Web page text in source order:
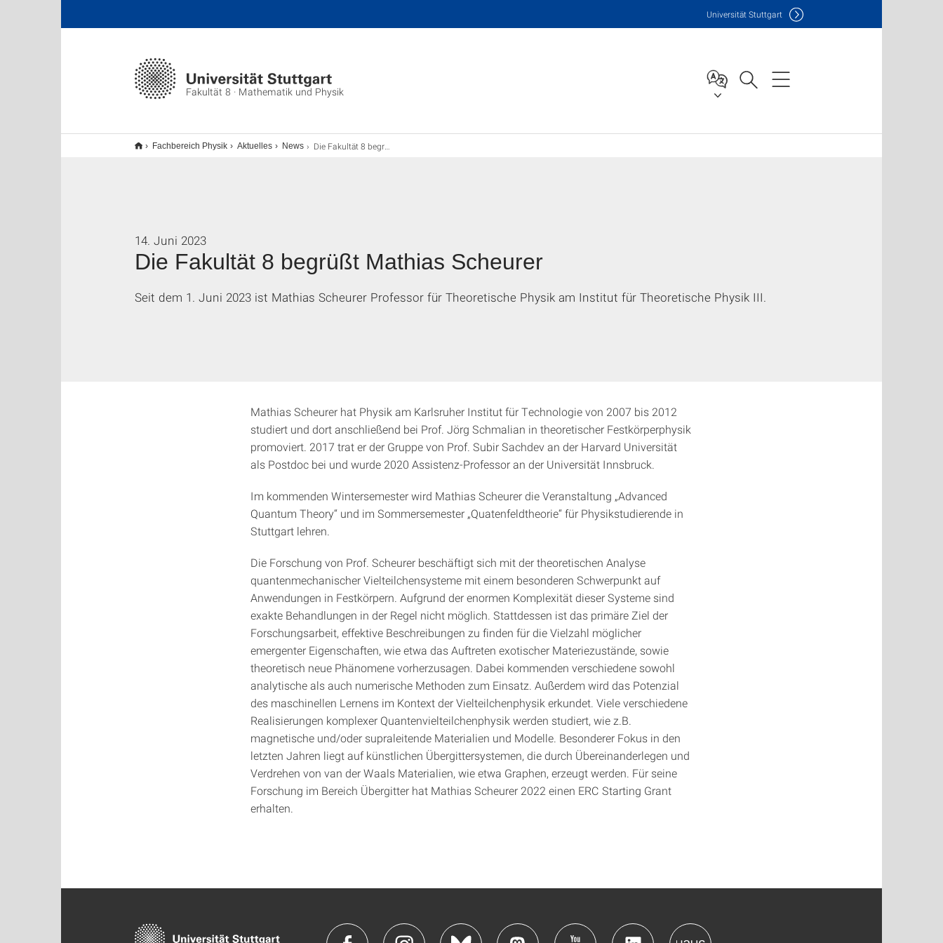
Fakultät 8 · Mathematik und Physik
Universität Stuttgart
Fachbereich Physik Aktuelles News Die Fakultät 8 begrüßt Mathias Scheurer
Die Fakultät 8 begrüßt Mathias Scheurer
14. Juni 2023
Seit dem 1. Juni 2023 ist Mathias Scheurer Professor für Theoretische Physik am Institut für Theoretische Physik III.
Mathias Scheurer hat Physik am Karlsruher Institut für Technologie von 2007 bis 2012
studiert und dort anschließend bei Prof. Jörg Schmalian in theoretischer Festkörperphysik
promoviert. 2017 trat er der Gruppe von Prof. Subir Sachdev an der Harvard Universität
als Postdoc bei und wurde 2020 Assistenz-Professor an der Universität Innsbruck.
Im kommenden Wintersemester wird Mathias Scheurer die Veranstaltung „Advanced
Quantum Theory“ und im Sommersemester „Quatenfeldtheorie“ für Physikstudierende in
Stuttgart lehren.
Die Forschung von Prof. Scheurer beschäftigt sich mit der theoretischen Analyse
quantenmechanischer Vielteilchensysteme mit einem besonderen Schwerpunkt auf
Anwendungen in Festkörpern. Aufgrund der enormen Komplexität dieser Systeme sind
exakte Behandlungen in der Regel nicht möglich. Stattdessen ist das primäre Ziel der
Forschungsarbeit, effektive Beschreibungen zu finden für die Vielzahl möglicher
emergenter Eigenschaften, wie etwa das Auftreten exotischer Materiezustände, sowie
theoretisch neue Phänomene vorherzusagen. Dabei kommenden verschiedene sowohl
analytische als auch numerische Methoden zum Einsatz. Außerdem wird das Potenzial
des maschinellen Lernens im Kontext der Vielteilchenphysik erkundet. Viele verschiedene
Realisierungen komplexer Quantenvielteilchenphysik werden studiert, wie z.B.
magnetische und/oder supraleitende Materialien und Modelle. Besonderer Fokus in den
letzten Jahren liegt auf künstlichen Übergittersystemen, die durch Übereinanderlegen und
Verdrehen von van der Waals Materialien, wie etwa Graphen, erzeugt werden. Für seine
Forschung im Bereich Übergitter hat Mathias Scheurer 2022 einen ERC Starting Grant
erhalten.